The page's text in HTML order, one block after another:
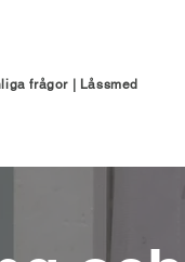
frågor | Låssmed